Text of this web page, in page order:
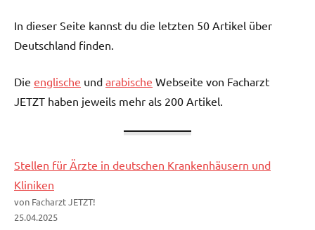
In dieser Seite kannst du die letzten 50 Artikel über
Deutschland finden.
Die englische und arabische Webseite von Facharzt
JETZT haben jeweils mehr als 200 Artikel.
Stellen für Ärzte in deutschen Krankenhäusern und
Kliniken
von Facharzt JETZT!
25.04.2025